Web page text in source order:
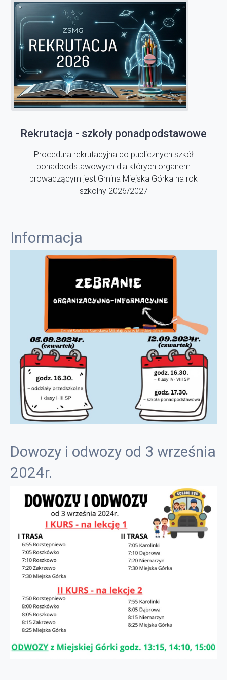
Rekrutacja - szkoły ponadpodstawowe
Procedura rekrutacyjna do publicznych szkół
ponadpodstawowych dla których organem
prowadzącym jest Gmina Miejska Górka na rok
szkolny 2026/2027
Informacja
Dowozy i odwozy od 3 września
2024r.